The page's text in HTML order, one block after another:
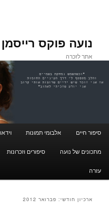
נועה פוקס רייסמן
אתר לזכרה
לדלג לתוכן
לדלג לתוכן המשני
סיפור חיים אלבומי תמונות וידאו
מתכונים של נועה סיפורים וזכרונות
עזרה
ארכיון חודשי: פברואר 2012